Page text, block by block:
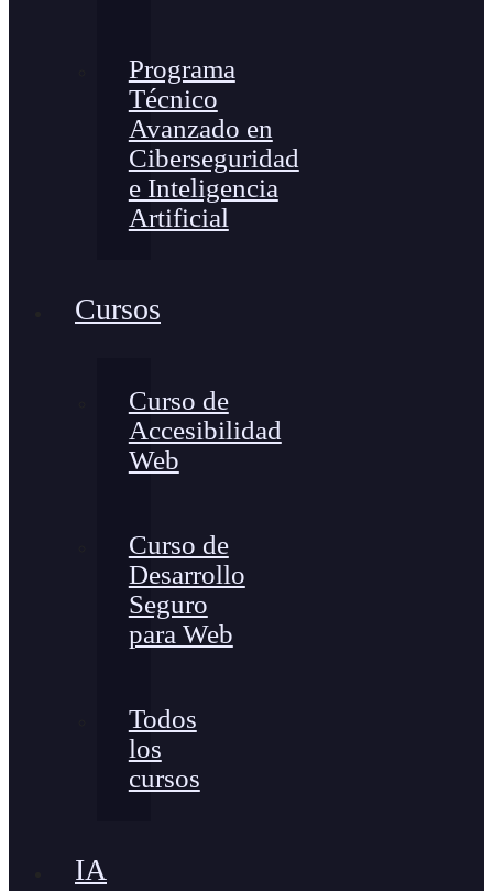
Programa
Técnico
Avanzado en
Ciberseguridad
e Inteligencia
Artificial
Cursos
Curso de
Accesibilidad
Web
Curso de
Desarrollo
Seguro
para Web
Todos
los
cursos
IA